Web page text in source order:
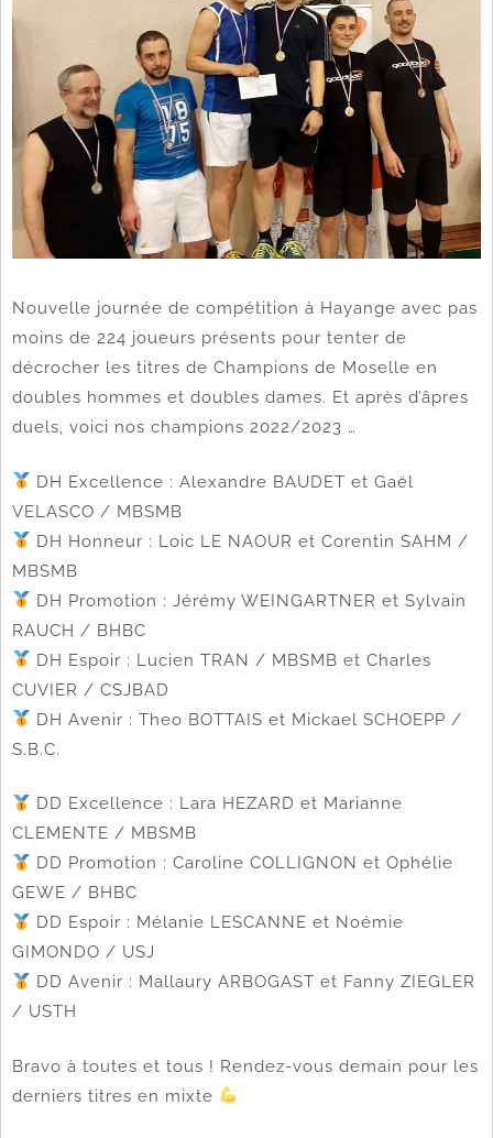
Nouvelle journée de compétition à Hayange avec pas
moins de 224 joueurs présents pour tenter de
décrocher les titres de Champions de Moselle en
doubles hommes et doubles dames. Et après d’âpres
duels, voici nos champions 2022/2023 …
DH Excellence : Alexandre BAUDET et Gaël
VELASCO / MBSMB
DH Honneur : Loic LE NAOUR et Corentin SAHM /
MBSMB
DH Promotion : Jérémy WEINGARTNER et Sylvain
RAUCH / BHBC
DH Espoir : Lucien TRAN / MBSMB et Charles
CUVIER / CSJBAD
DH Avenir : Theo BOTTAIS et Mickael SCHOEPP /
S.B.C.
DD Excellence : Lara HEZARD et Marianne
CLEMENTE / MBSMB
DD Promotion : Caroline COLLIGNON et Ophélie
GEWE / BHBC
DD Espoir : Mélanie LESCANNE et Noémie
GIMONDO / USJ
DD Avenir : Mallaury ARBOGAST et Fanny ZIEGLER
/ USTH
Bravo à toutes et tous ! Rendez-vous demain pour les
derniers titres en mixte